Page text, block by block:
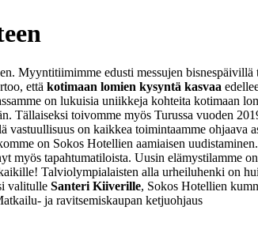
Myyntitiimimme edusti messujen
että kotimaan lomien kysyntä kasvaa
on lukuisia uniikkeja kohteita kotimaan
Tällaiseksi toivomme myös Turussa vuoden
vastuullisuus on kaikkea toimintaamme
on Sokos Hotellien aamiaisen
myös tapahtumatiloista. Uusin elämystilamme
Talviolympialaisten alla urheiluhenki on
valitulle Santeri Kiiverille, Sokos Hotellien
ja ravitsemiskaupan ketjuohjaus